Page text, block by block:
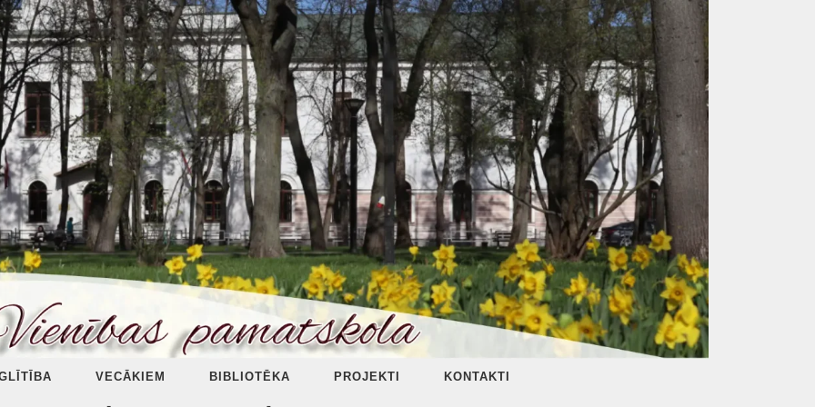
VECĀKIEM BIBLIOTĒKA PROJEKTI KONTAKTI